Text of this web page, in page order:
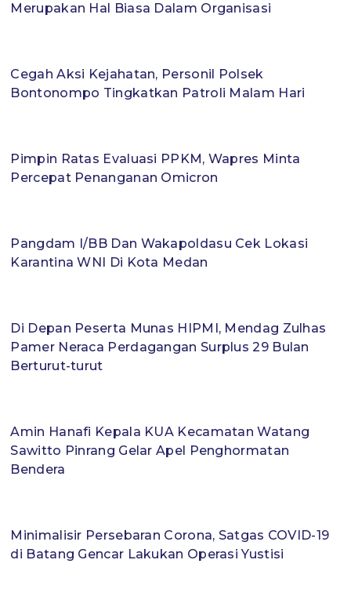
Merupakan Hal Biasa Dalam Organisasi
Cegah Aksi Kejahatan, Personil Polsek
Bontonompo Tingkatkan Patroli Malam Hari
Pimpin Ratas Evaluasi PPKM, Wapres Minta
Percepat Penanganan Omicron
Pangdam I/BB Dan Wakapoldasu Cek Lokasi
Karantina WNI Di Kota Medan
Di Depan Peserta Munas HIPMI, Mendag Zulhas
Pamer Neraca Perdagangan Surplus 29 Bulan
Berturut-turut
Amin Hanafi Kepala KUA Kecamatan Watang
Sawitto Pinrang Gelar Apel Penghormatan
Bendera
Minimalisir Persebaran Corona, Satgas COVID-19
di Batang Gencar Lakukan Operasi Yustisi